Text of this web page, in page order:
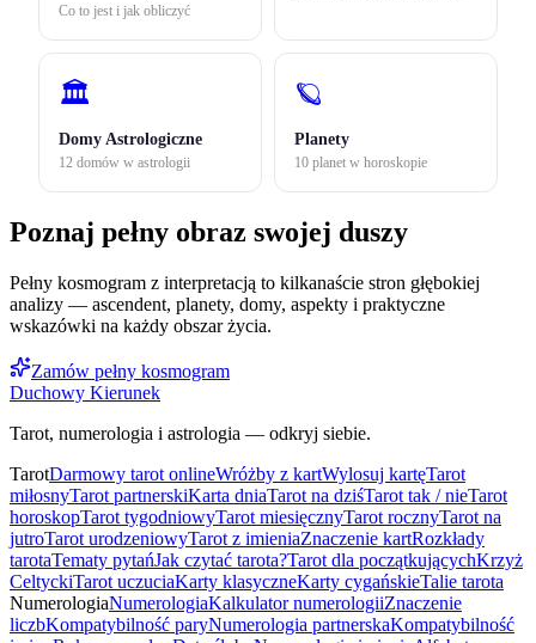
Co to jest i jak obliczyć
🏛️
Domy Astrologiczne
12 domów w astrologii
🪐
Planety
10 planet w horoskopie
Poznaj pełny obraz swojej duszy
Pełny kosmogram z interpretacją to kilkanaście stron głębokiej
analizy — ascendent, planety, domy, aspekty i praktyczne
wskazówki na każdy obszar życia.
Zamów pełny kosmogram
Duchowy Kierunek
Tarot, numerologia i astrologia — odkryj siebie.
TarotDarmowy tarot onlineWróżby z kartWylosuj kartęTarot
miłosnyTarot partnerskiKarta dniaTarot na dziśTarot tak / nieTarot
horoskopTarot tygodniowyTarot miesięcznyTarot rocznyTarot na
jutroTarot urodzeniowyTarot z imieniaZnaczenie kartRozkłady
tarotaTematy pytańJak czytać tarota?Tarot dla początkującychKrzyż
CeltyckiTarot uczuciaKarty klasyczneKarty cygańskieTalie tarota
NumerologiaNumerologiaKalkulator numerologiiZnaczenie
liczbKompatybilność paryNumerologia partnerskaKompatybilność